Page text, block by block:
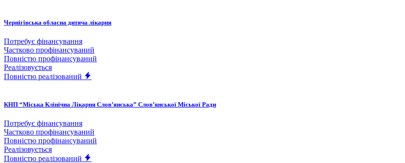
Чернігівська обласна дитяча лікарня
Потребує фінансування
Частково профінансуваний
Повністю профінансуваний
Реалізовується
Повністю реалізований
КНП “Міська Клінічна Лікарня Слов’янська” Слов’янської Міської Ради
Потребує фінансування
Частково профінансуваний
Повністю профінансуваний
Реалізовується
Повністю реалізований